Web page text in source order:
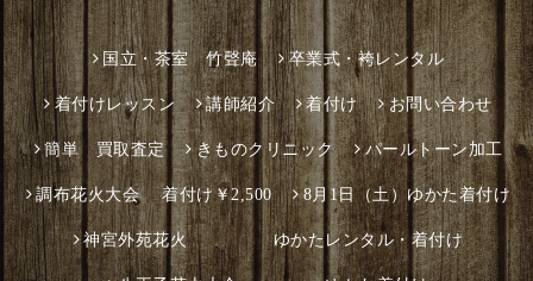
国立・茶室 竹聲庵 卒業式・袴レンタル
着付けレッスン 講師紹介 着付け お問い合わせ
簡単 買取査定 きものクリニック パールトーン加工
調布花火大会 着付け￥2,500 8月1日（土）ゆかた着付け
神宮外苑花火 ゆかたレンタル・着付け